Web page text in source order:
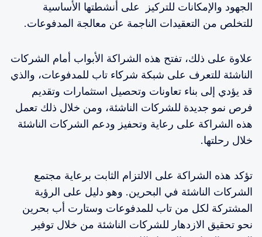
الجهود والإمكانات للتركيز على أنشطتها الأساسية
للتخلص من التعقيدات الناجمة عن معالجة المدفوعات.
علاوة على ذلك، تفتح هذه الشراكة الأبواب أمام الشركات
الناشئة للتعرف على شبكة شركاء تاب للمدفوعات، والذي
قد يؤدي إلى بناء تعاونات وتحصيل استثمارات وتقديم
فرص نمو جديدة للشركات الناشئة، ومن خلال ذلك تعمل
هذه الشراكة على رعاية وتحفيز ودعم الشركات الناشئة
خلال رحلتها.
تؤكد هذه الشراكة على الالتزام الثابت برعاية مجتمع
الشركات الناشئة في البحرين. وهو دليل على الرؤية
المشتركة لكل من تاب للمدفوعات وستارت أب بحرين
نحو تحقيق الازدهار للشركات الناشئة من خلال توفير